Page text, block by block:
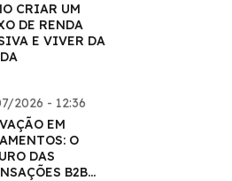
CRIAR UM
DE RENDA
E VIVER DA
2026 - 12:36
EM
O
DAS
B2B